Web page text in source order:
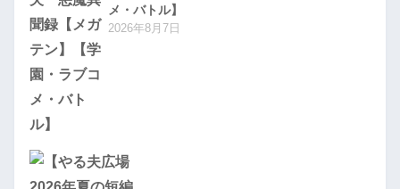
メ・バトル】
2026年8月7日